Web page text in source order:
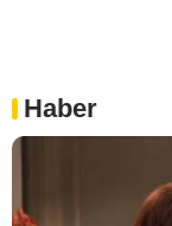
Haber